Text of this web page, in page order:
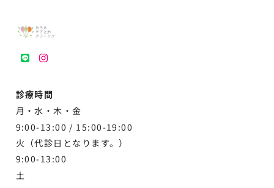
LINEinstagram
診療時間
月・水・木・金
9:00-13:00 / 15:00-19:00
火（代診日となります。）
9:00-13:00
土